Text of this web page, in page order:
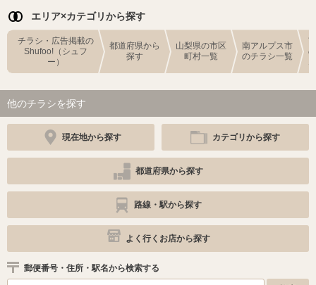
エリア×カテゴリから探す
チラシ・広告掲載の
Shufoo!（シュフ
ー）
都道府県から
探す
山梨県の市区
町村一覧
南アルプス市
のチラシ一覧
他のチラシを探す
現在地から探す カテゴリから探す
都道府県から探す
路線・駅から探す
よく行くお店から探す
郵便番号・住所・駅名から検索する